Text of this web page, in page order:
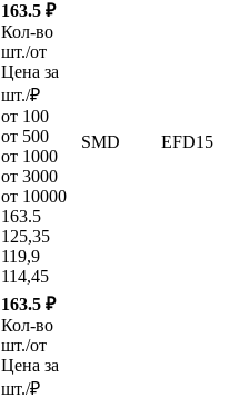
163.5 ₽
Кол-во
шт./от
Цена за
шт./₽
от 100
от 500
от 1000
от 3000
от 10000
163.5
125,35
119,9
114,45
SMD EFD15
163.5 ₽
Кол-во
шт./от
Цена за
шт./₽